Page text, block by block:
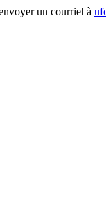
un courriel à